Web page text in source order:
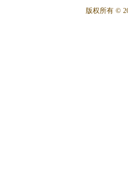
版权所有 ©